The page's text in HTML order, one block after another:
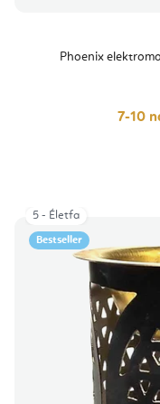
Phoenix
7-10
Bestseller
5 - Életfa